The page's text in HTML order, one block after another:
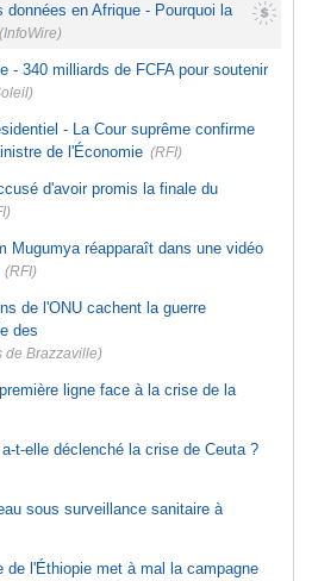
données en Afrique - Pourquoi la
(InfoWire)
- 340 milliards de FCFA pour soutenir
- La Cour suprême confirme
de l'Économie (RFI)
d'avoir promis la finale du
Mugumya réapparaît dans une vidéo
(RFI)
de l'ONU cachent la guerre
des
de Brazzaville)
ligne face à la crise de la
t-elle déclenché la crise de Ceuta ?
sous surveillance sanitaire à
de l'Éthiopie met à mal la campagne